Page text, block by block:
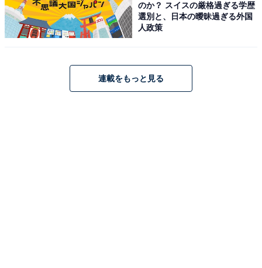
のか？ スイスの厳格過ぎる学歴
選別と、日本の曖昧過ぎる外国
人政策
連載をもっと見る